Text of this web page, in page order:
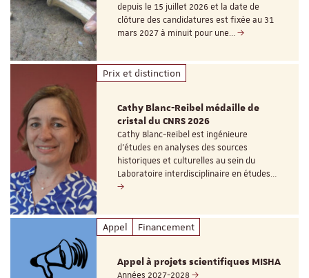
depuis le 15 juillet 2026 et la date de
clôture des candidatures est fixée au 31
mars 2027 à minuit pour une…
Prix et distinction
Cathy Blanc-Reibel médaille de
cristal du CNRS 2026
Cathy Blanc-Reibel est ingénieure
d’études en analyses des sources
historiques et culturelles au sein du
Laboratoire interdisciplinaire en études…
Appel Financement
Appel à projets scientifiques MISHA
Années 2027-2028